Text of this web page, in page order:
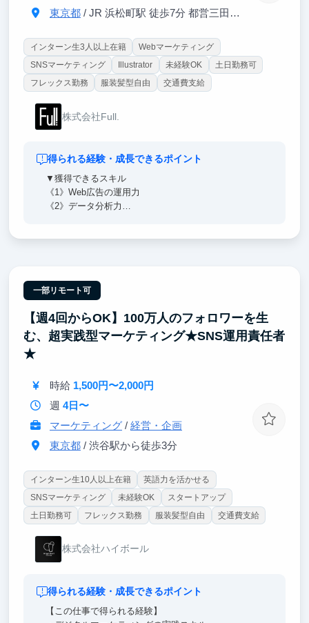
東京都/ JR 浜松町駅 徒歩7分 都営三田線 芝公園駅 徒歩3分
インターン生3人以上在籍
Webマーケティング
SNSマーケティング
Illustrator 未経験OK
土日勤務可
フレックス勤務
服装髪型自由 交通費支給
株式会社Full.
得られる経験・成長できるポイント
▼獲得できるスキル
《1》Web広告の運用力
《2》データ分析力
一部リモート可
【週4回からOK】100万人のフォロワーを生
む、超実践型マーケティング★SNS運用責任者
★
時給 1,500円〜2,000円
週 4日〜
マーケティング/ 経営・企画
東京都/ 渋谷駅から徒歩3分
インターン生10人以上在籍
英語力を活かせる
SNSマーケティング
未経験OK
スタートアップ
土日勤務可
フレックス勤務 服装髪型自由 交通費支給
株式会社ハイボール
得られる経験・成長できるポイント
【この仕事で得られる経験】